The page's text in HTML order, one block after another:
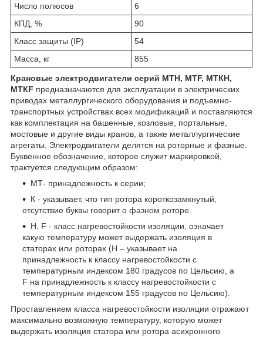
Число полюсов
6
КПД, %
90
Класс защиты (IP)
54
Масса, кг
855
Крановые электродвигатели серий МТН, МТF, МТКН,
МТКF предназначаются для эксплуатации в электрических
приводах металлургического оборудования и подъемно-
транспортных устройствах всех модификаций и поставляются
как комплектация на башенные, козловые, портальные,
мостовые и другие виды кранов, а также металлургические
агрегаты. Электродвигатели делятся на роторные и фазные.
Буквенное обозначение, которое служит маркировкой,
трактуется следующим образом:
МТ- принадлежность к серии;
К - указывает, что тип ротора короткозамкнутый,
отсутствие буквы говорит о фазном роторе.
Н, F - класс нагревостойкости изоляции, означает
какую температуру может выдержать изоляция в
статорах или роторах (Н – указывает на
принадлежность к классу нагревостойкости с
температурным индексом 180 градусов по Цельсию, а
F на принадлежность к классу нагревостойкости с
температурным индексом 155 градусов по Цельсию).
Проставлением класса нагревостойкости изоляции отражают
максимально возможную температуру, которую может
выдержать изоляция статора или ротора асихронного